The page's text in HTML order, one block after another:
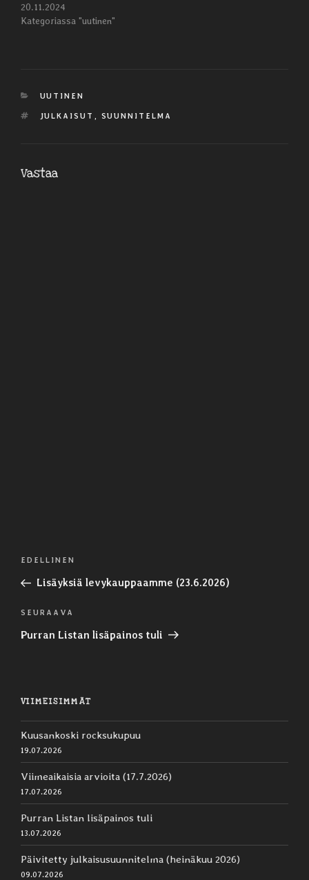
20.11.2024
Kategoriassa "uutinen"
KATEGORIAT
UUTINEN
AVAINSANAT
JULKAISUT , SUUNNITELMA
Vastaa
Artikkelien
Edellinen
artikkeli
EDELLINEN
Lisäyksiä levykauppaamme (23.6.2026)
Seuraava
artikkeli
SEURAAVA
Purran Listan lisäpainos tuli
VIIMEISIMMÄT
Kuusankoski rocksukupuu
19.07.2026
Viimeaikaisia arvioita (17.7.2026)
17.07.2026
Purran Listan lisäpainos tuli
13.07.2026
Päivitetty julkaisusuunnitelma (heinäkuu 2026)
09.07.2026